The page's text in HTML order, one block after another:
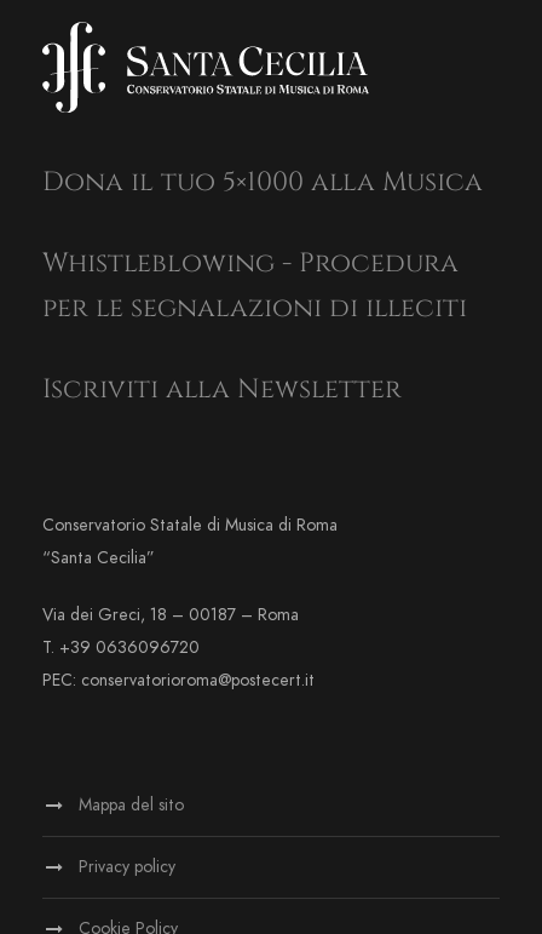
Dona il tuo 5×1000 alla Musica
Whistleblowing - Procedura
per le segnalazioni di illeciti
Iscriviti alla Newsletter
Conservatorio Statale di Musica di Roma
“Santa Cecilia”
Via dei Greci, 18 – 00187 – Roma
T. +39 0636096720
PEC: conservatorioroma@postecert.it
Mappa del sito
Privacy policy
Cookie Policy